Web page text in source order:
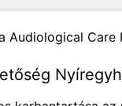
Audiological Care